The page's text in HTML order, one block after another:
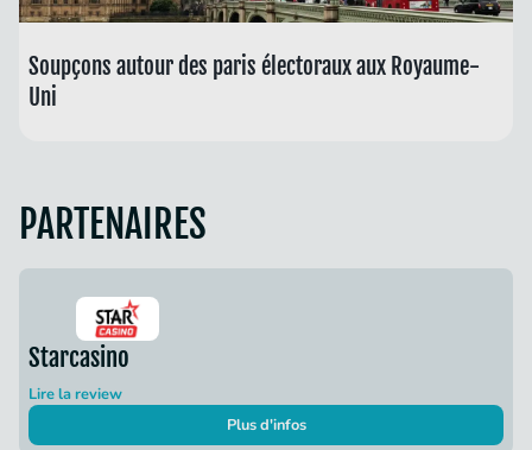
Soupçons autour des paris électoraux aux Royaume-
Uni
PARTENAIRES
Starcasino
Lire la review
Plus d'infos